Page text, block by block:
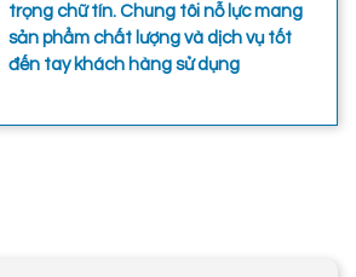
trọng chữ tín. Chung tôi nỗ lực mang
sản phẩm chất lượng và dịch vụ tốt
đến tay khách hàng sử dụng